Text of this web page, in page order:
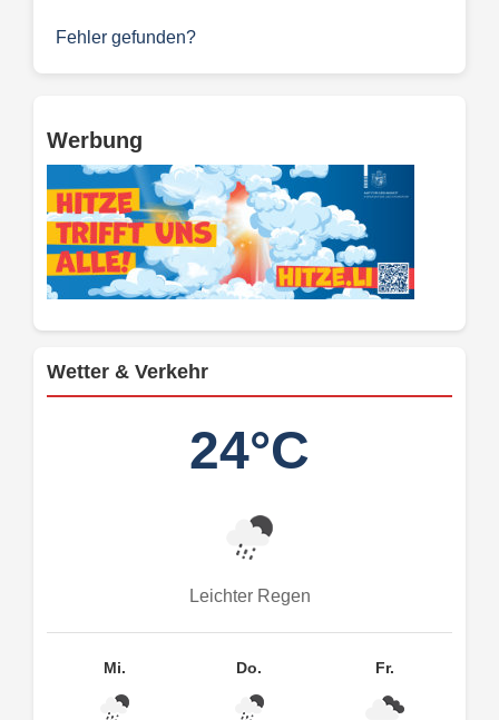
Fehler gefunden?
Werbung
Wetter & Verkehr
24°C
Leichter Regen
Mi. Do. Fr.